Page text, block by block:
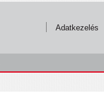
Adatkezelés